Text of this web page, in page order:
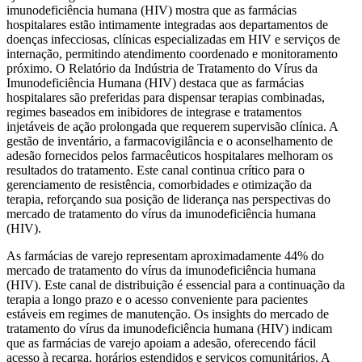
imunodeficiência humana (HIV) mostra que as farmácias
hospitalares estão intimamente integradas aos departamentos de
doenças infecciosas, clínicas especializadas em HIV e serviços de
internação, permitindo atendimento coordenado e monitoramento
próximo. O Relatório da Indústria de Tratamento do Vírus da
Imunodeficiência Humana (HIV) destaca que as farmácias
hospitalares são preferidas para dispensar terapias combinadas,
regimes baseados em inibidores de integrase e tratamentos
injetáveis ​​de ação prolongada que requerem supervisão clínica. A
gestão de inventário, a farmacovigilância e o aconselhamento de
adesão fornecidos pelos farmacêuticos hospitalares melhoram os
resultados do tratamento. Este canal continua crítico para o
gerenciamento de resistência, comorbidades e otimização da
terapia, reforçando sua posição de liderança nas perspectivas do
mercado de tratamento do vírus da imunodeficiência humana
(HIV).
As farmácias de varejo representam aproximadamente 44% do
mercado de tratamento do vírus da imunodeficiência humana
(HIV). Este canal de distribuição é essencial para a continuação da
terapia a longo prazo e o acesso conveniente para pacientes
estáveis ​​em regimes de manutenção. Os insights do mercado de
tratamento do vírus da imunodeficiência humana (HIV) indicam
que as farmácias de varejo apoiam a adesão, oferecendo fácil
acesso à recarga, horários estendidos e serviços comunitários. A